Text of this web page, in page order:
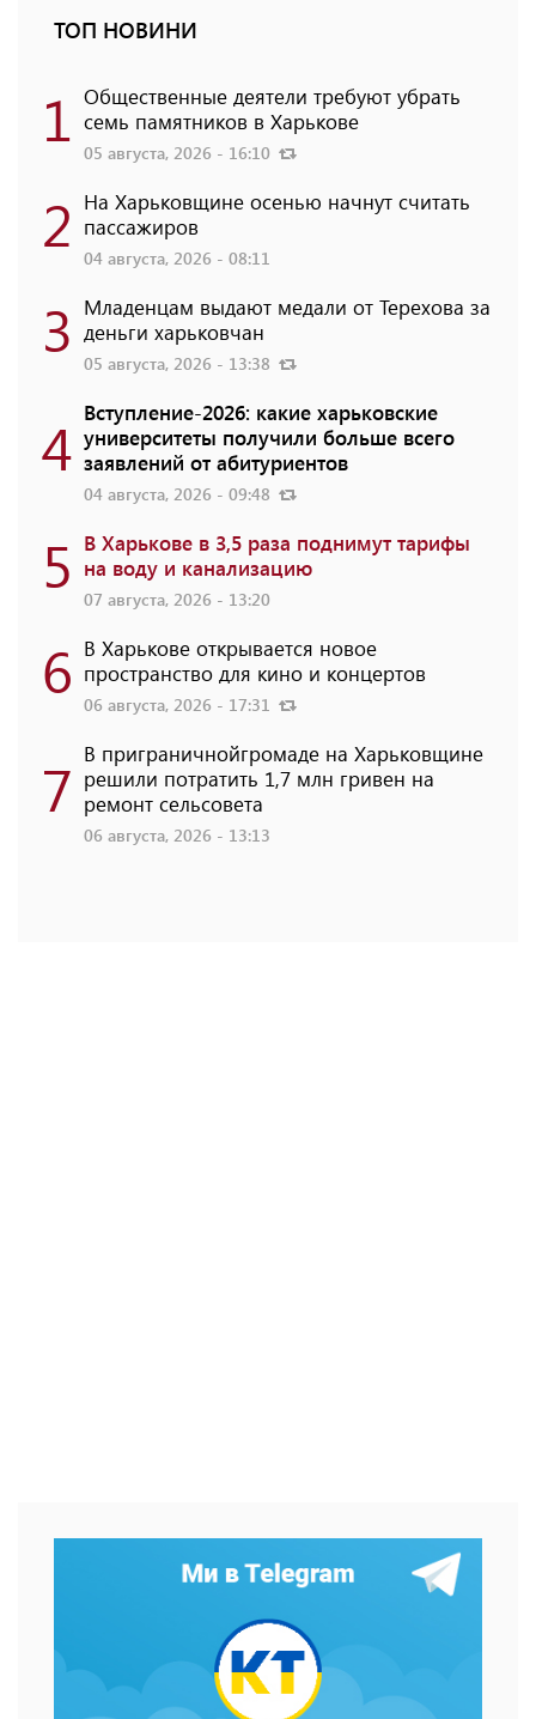
ТОП НОВИНИ
1 Общественные деятели требуют убрать
семь памятников в Харькове
05 августа, 2026 - 16:10
2 На Харьковщине осенью начнут считать
пассажиров
04 августа, 2026 - 08:11
3 Младенцам выдают медали от Терехова за
деньги харьковчан
05 августа, 2026 - 13:38
4 Вступление-2026: какие харьковские
университеты получили больше всего
заявлений от абитуриентов
04 августа, 2026 - 09:48
5 В Харькове в 3,5 раза поднимут тарифы
на воду и канализацию
07 августа, 2026 - 13:20
6 В Харькове открывается новое
пространство для кино и концертов
06 августа, 2026 - 17:31
7 В приграничнойгромаде на Харьковщине
решили потратить 1,7 млн ​​гривен на
ремонт сельсовета
06 августа, 2026 - 13:13